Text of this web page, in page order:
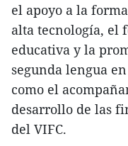
el apoyo a la
alta tecnología, el
educativa y la
segunda lengua
como el
desarrollo de las
del VIFC.